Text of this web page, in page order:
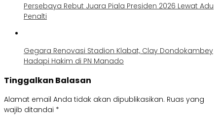
Persebaya Rebut Juara Piala Presiden 2026 Lewat Adu
Penalti
Gegara Renovasi Stadion Klabat, Clay Dondokambey
Hadapi Hakim di PN Manado
Tinggalkan Balasan
Alamat email Anda tidak akan dipublikasikan. Ruas yang
wajib ditandai *